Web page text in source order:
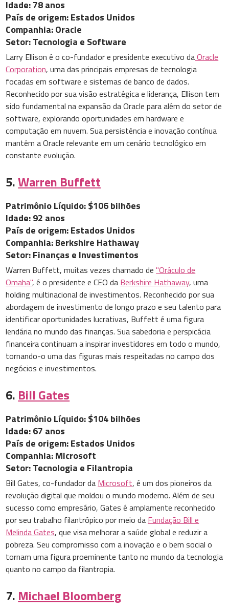
Idade: 78 anos
País de origem: Estados Unidos
Companhia: Oracle
Setor: Tecnologia e Software
Larry Ellison é o co-fundador e presidente executivo daOracle
Corporation, uma das principais empresas de tecnologia
focadas em software e sistemas de banco de dados.
Reconhecido por sua visão estratégica e liderança, Ellison tem
sido fundamental na expansão da Oracle para além do setor de
software, explorando oportunidades em hardware e
computação em nuvem. Sua persistência e inovação contínua
mantêm a Oracle relevante em um cenário tecnológico em
constante evolução.
5.Warren Buffett
Patrimônio Líquido: $106 bilhões
Idade: 92 anos
País de origem: Estados Unidos
Companhia: Berkshire Hathaway
Setor: Finanças e Investimentos
Warren Buffett, muitas vezes chamado de"Oráculo de
Omaha", é o presidente e CEO da Berkshire Hathaway, uma
holding multinacional de investimentos. Reconhecido por sua
abordagem de investimento de longo prazo e seu talento para
identificar oportunidades lucrativas, Buffett é uma figura
lendária no mundo das finanças. Sua sabedoria e perspicácia
financeira continuam a inspirar investidores em todo o mundo,
tornando-o uma das figuras mais respeitadas no campo dos
negócios e investimentos.
6. Bill Gates
Patrimônio Líquido: $104 bilhões
Idade: 67 anos
País de origem: Estados Unidos
Companhia: Microsoft
Setor: Tecnologia e Filantropia
Bill Gates, co-fundador da Microsoft, é um dos pioneiros da
revolução digital que moldou o mundo moderno. Além de seu
sucesso como empresário, Gates é amplamente reconhecido
por seu trabalho filantrópico por meio da Fundação Bill e
Melinda Gates, que visa melhorar a saúde global e reduzir a
pobreza. Seu compromisso com a inovação e o bem social o
tornam uma figura proeminente tanto no mundo da tecnologia
quanto no campo da filantropia.
7. Michael Bloomberg